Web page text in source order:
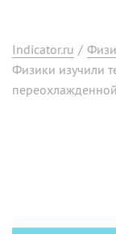
Indicator.ru /
Физики изучили